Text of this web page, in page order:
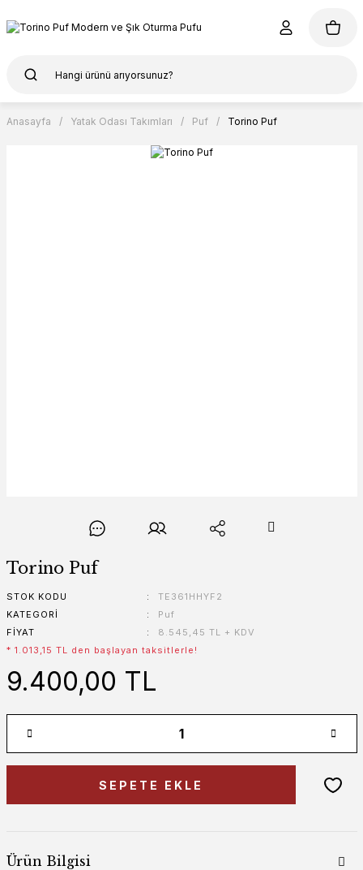
Anasayfa Yatak Odası Takımları Puf Torino Puf
Torino Puf
STOK KODU
TE361HHYF2
KATEGORI
Puf
FIYAT
8.545,45 TL + KDV
* 1.013,15 TL den başlayan taksitlerle!
9.400,00 TL
SEPETE EKLE
Ürün Bilgisi